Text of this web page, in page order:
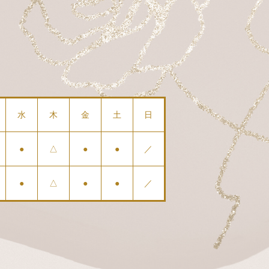
水 木 金 土 日
● △ ● ● ／
● △ ● ● ／